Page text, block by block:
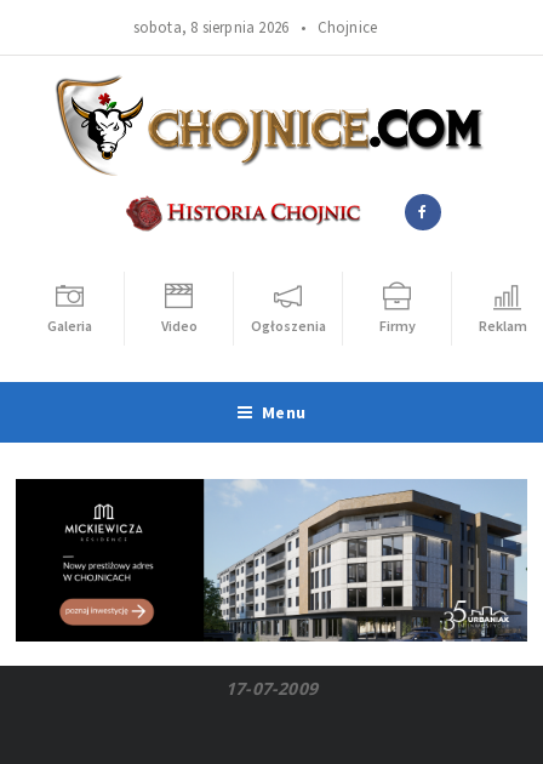
sobota, 8 sierpnia 2026 • Chojnice
Galeria Video Ogłoszenia Firmy Reklama
Menu
17-07-2009